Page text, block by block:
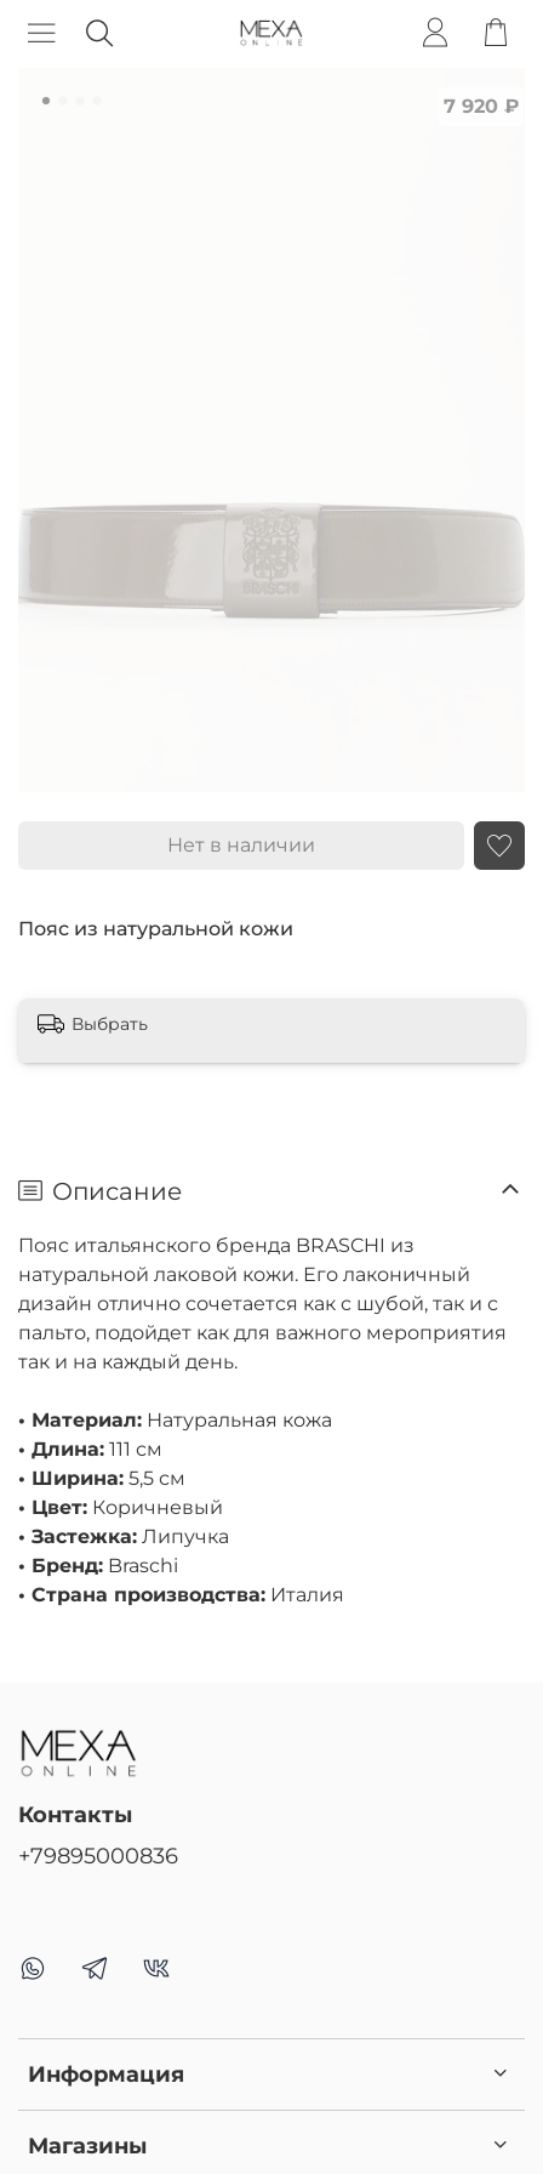
Пояс из натуральной кожи
7 920 ₽
Нет в наличии
Выбрать
Описание
Пояс итальянского бренда BRASCHI из
натуральной лаковой кожи. Его лаконичный
дизайн отлично сочетается как с шубой, так и с
пальто, подойдет как для важного мероприятия
так и на каждый день.
• Материал: Натуральная кожа
• Длина: 111 см
• Ширина: 5,5 см
• Цвет: Коричневый
• Застежка: Липучка
• Бренд: Braschi
• Страна производства: Италия
Информация
Магазины
Контакты
+79895000836